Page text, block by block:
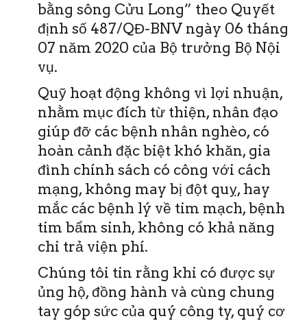
bằng sông Cửu Long” theo Quyết
định số 487/QĐ-BNV ngày 06 tháng
07 năm 2020 của Bộ trưởng Bộ Nội
vụ.
Quỹ hoạt động không vì lợi nhuận,
nhằm mục đích từ thiện, nhân đạo
giúp đỡ các bệnh nhân nghèo, có
hoàn cảnh đặc biệt khó khăn, gia
đình chính sách có công với cách
mạng, không may bị đột quỵ, hay
mắc các bệnh lý về tim mạch, bệnh
tim bẩm sinh, không có khả năng
chi trả viện phí.
Chúng tôi tin rằng khi có được sự
ủng hộ, đồng hành và cùng chung
tay góp sức của quý công ty, quý cơ